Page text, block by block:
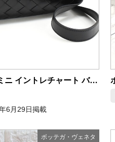
ボッテガヴェネタ ミニ イントレチャート バレル クロスボディ ショルダーバッグ
6月29日掲載
ボッテガ・ヴェネタ